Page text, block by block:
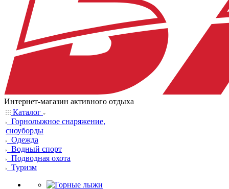
Интернет-магазин активного отдыха
Каталог
Горнолыжное снаряжение,
сноуборды
Одежда
Водный спорт
Подводная охота
Туризм